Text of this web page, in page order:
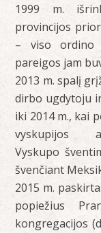
1999 m.
provincijos
– viso ordino
pareigos jam
2013 m. spalį
dirbo ugdytoju
iki 2014 m., kai
vyskupijos
Vyskupo
švenčiant
2015 m.
popiežius
kongregacijos